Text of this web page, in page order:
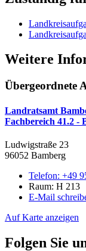
Weitere
Übergeordnete
Landratsamt
Fachbereich 41.2 -
Ludwigstraße 23
96052 Bamberg
Telefon: +49
Raum: H 213
E-Mail
Auf Karte anzeigen
Folgen Sie